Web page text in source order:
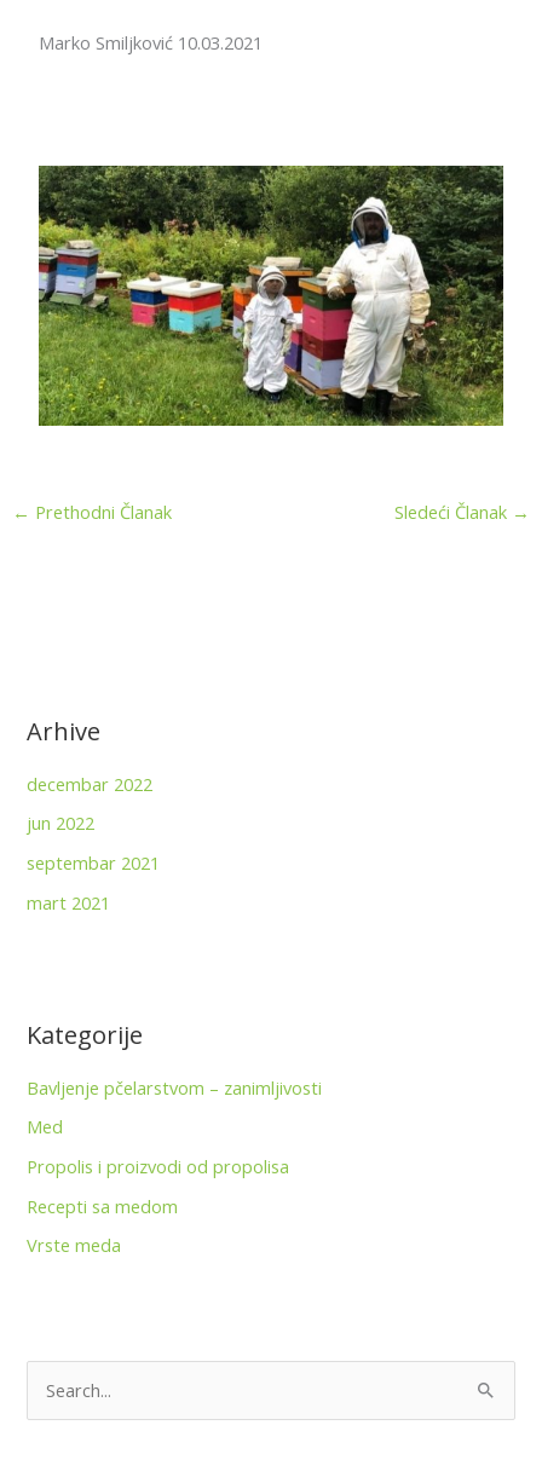
Arhive
decembar 2022
jun 2022
septembar 2021
mart 2021
Kategorije
Bavljenje pčelarstvom – zanimljivosti
Med
Propolis i proizvodi od propolisa
Recepti sa medom
Vrste meda
r
Marko Smiljković 10.03.2021
← Prethodni Članak Sledeći Članak →